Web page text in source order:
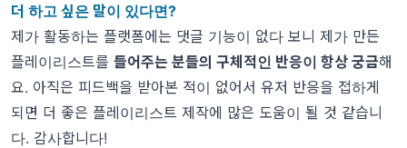
더 하고 싶은 말이 있다면?
제가 활동하는 플랫폼에는 댓글 기능이 없다 보니 제가 만든
플레이리스트를 들어주는 분들의 구체적인 반응이 항상 궁금해
요. 아직은 피드백을 받아본 적이 없어서 유저 반응을 접하게
되면 더 좋은 플레이리스트 제작에 많은 도움이 될 것 같습니
다. 감사합니다!